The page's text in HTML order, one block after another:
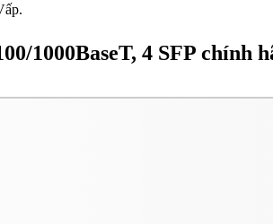
1000BaseT, 4 SFP chính